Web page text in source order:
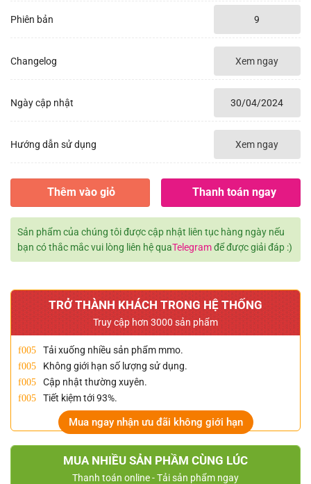
Phiên bản 9
Changelog Xem ngay
Ngày cập nhật 30/04/2024
Hướng dẫn sử dụng Xem ngay
Thêm vào giỏ Thanh toán ngay
Sản phẩm của chúng tôi được cập nhật liên tục hàng ngày nếu
bạn có thắc mắc vui lòng liên hệ quaTelegramđể được giải đáp :)
TRỞ THÀNH KHÁCH TRONG HỆ THỐNG
Truy cập hơn 3000 sản phẩm
Tải xuống nhiều sản phẩm mmo.
Không giới hạn số lượng sử dụng.
Cập nhật thường xuyên.
Tiết kiệm tới 93%.
Mua ngay nhận ưu đãi không giới hạn
MUA NHIỀU SẢN PHẦM CÙNG LÚC
Thanh toán online - Tải sản phẩm ngay